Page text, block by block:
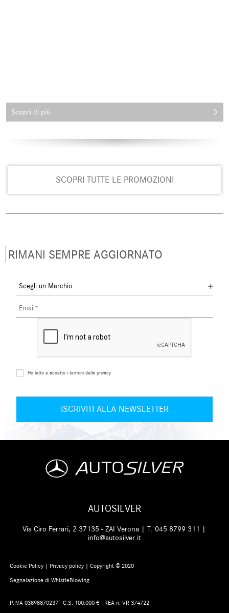
Scopri di più
SCOPRI TUTTE LE PROMOZIONI
RIMANI SEMPRE AGGIORNATO
Ho letto e accetto i termini della privacy
AUTOSILVER
Via Ciro Ferrari, 2 37135 - ZAI Verona | T.045 8799 311 |
info@autosilver.it
Cookie Policy | Privacy policy| Copyright © 2020
Segnalazione di WhistleBlowing
P.IVA 03898870237 - C.S. 100.000 € - REA n. VR 374722